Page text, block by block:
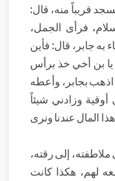
قريباً منه، قال:
فرأى الجمل،
به جابر، قال: فأين
يا بن أخي خذ برأس
اذهب بجابر، وأعطه
وزادني شيئاً
المال عندنا ونرى
ملاطفته، إلى رقته،
لهم، هكذا كانت